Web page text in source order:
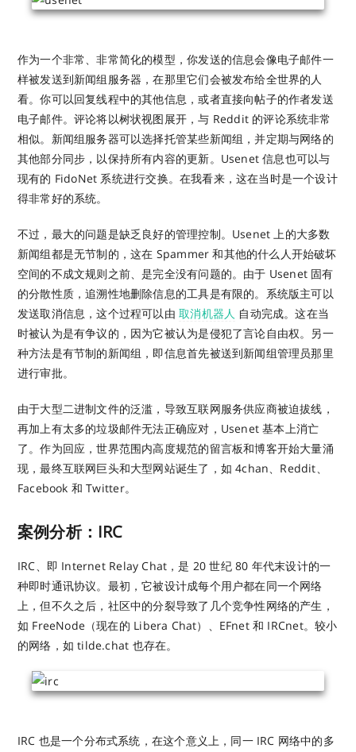
作为一个非常、非常简化的模型，你发送的信息会像电子邮件一
样被发送到新闻组服务器，在那里它们会被发布给全世界的人
看。你可以回复线程中的其他信息，或者直接向帖子的作者发送
电子邮件。评论将以树状视图展开，与 Reddit 的评论系统非常
相似。新闻组服务器可以选择托管某些新闻组，并定期与网络的
其他部分同步，以保持所有内容的更新。Usenet 信息也可以与
现有的 FidoNet 系统进行交换。在我看来，这在当时是一个设计
得非常好的系统。
不过，最大的问题是缺乏良好的管理控制。Usenet 上的大多数
新闻组都是无节制的，这在 Spammer 和其他的什么人开始破坏
空间的不成文规则之前、是完全没有问题的。由于 Usenet 固有
的分散性质，追溯性地删除信息的工具是有限的。系统版主可以
发送取消信息，这个过程可以由取消机器人 自动完成。这在当
时被认为是有争议的，因为它被认为是侵犯了言论自由权。另一
种方法是有节制的新闻组，即信息首先被送到新闻组管理员那里
进行审批。
由于大型二进制文件的泛滥，导致互联网服务供应商被迫拔线，
再加上有太多的垃圾邮件无法正确应对，Usenet 基本上消亡
了。作为回应，世界范围内高度规范的留言板和博客开始大量涌
现，最终互联网巨头和大型网站诞生了，如 4chan、Reddit、
Facebook 和 Twitter。
案例分析：IRC
IRC、即 Internet Relay Chat，是 20 世纪 80 年代末设计的一
种即时通讯协议。最初，它被设计成每个用户都在同一个网络
上，但不久之后，社区中的分裂导致了几个竞争性网络的产生，
如 FreeNode（现在的 Libera Chat）、EFnet 和 IRCnet。较小
的网络，如 tilde.chat 也存在。
IRC 也是一个分布式系统，在这个意义上，同一 IRC 网络中的多